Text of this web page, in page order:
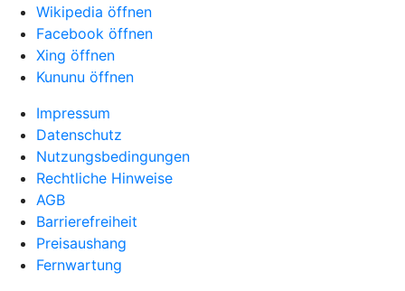
Wikipedia öffnen
Facebook öffnen
Xing öffnen
Kununu öffnen
Impressum
Datenschutz
Nutzungsbedingungen
Rechtliche Hinweise
AGB
Barrierefreiheit
Preisaushang
Fernwartung